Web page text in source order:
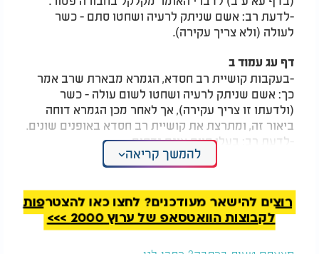
-לדעת רב: אשם שניתק לרעיה ושחטו סתם - כשר
לעולה (ולא צריך עקירה).
דף עג עמוד ב
-בעקבות קושיית רב חסדא, הגמרא מבארת שרב אמר
כך: אשם שניתק לרעיה ושחטו לשום עולה - כשר
(ולדעתו זו צריך עקירה), אך לאחר מכן הגמרא דוחה
ביאור זה, ומתרצת את קושיית רב חסדא באופנים שונים.
-לדעת רב: בעלי חיים אינם נדחים.
-לדעת רבה בר אבוה: קרבן שאחת מעבודותיו נעשתה
בפיגול טעון עיבור צורה קודם הוצאתו לשריפה.
להמשך קריאה
רוצים להישאר מעודכנים? לחצו כאן להצטרפות
לקבוצות הוואטסאפ של ערוץ 2000 >>>